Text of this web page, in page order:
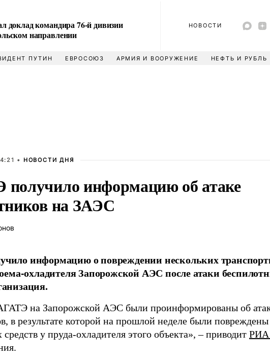
доклад командира 76-й дивизии
направлении
НОВОСТИ
ПУТИН ЕВРОСОЮЗ АРМИЯ И ВООРУЖЕНИЕ НЕФТЬ И РУБЛЬ
• НОВОСТИ ДНЯ
информацию об атаке
на ЗАЭС
информацию о повреждении нескольких
охладителя Запорожской АЭС после атаки
на Запорожской АЭС были проинформированы об
в результате которой на прошлой неделе были повреждены
у пруда-охладителя этого объекта», – приводит РИА